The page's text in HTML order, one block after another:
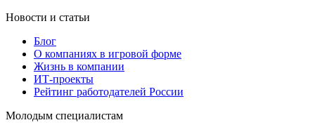
Новости и статьи
Блог
О компаниях в игровой форме
Жизнь в компании
ИТ-проекты
Рейтинг работодателей России
Молодым специалистам